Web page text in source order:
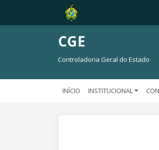
CGE
Controladoria Geral do Estado
INÍCIO INSTITUCIONAL